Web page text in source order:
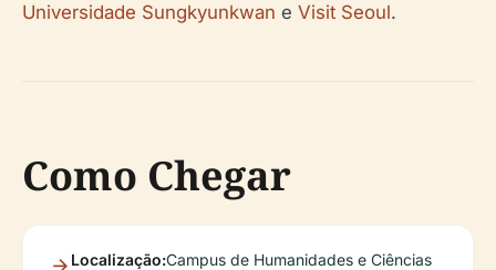
Universidade Sungkyunkwan e Visit Seoul.
Como Chegar
Localização:Campus de Humanidades e Ciências